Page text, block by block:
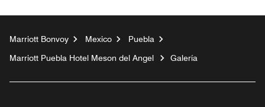
Marriott Bonvoy Mexico
Puebla
Marriott Puebla Hotel Meson del Angel
Galería